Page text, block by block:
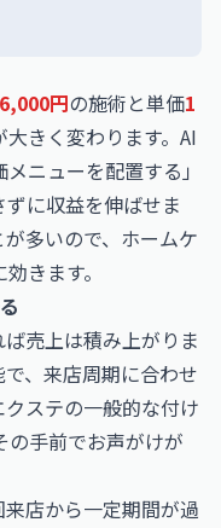
6,000円の施術と単価1
きく変わります。AI
ニューを配置する」
に収益を伸ばせま
多いので、ホームケ
きます。
売上は積み上がりま
、来店周期に合わせ
ステの一般的な付け
の手前でお声がけが
店から一定期間が過